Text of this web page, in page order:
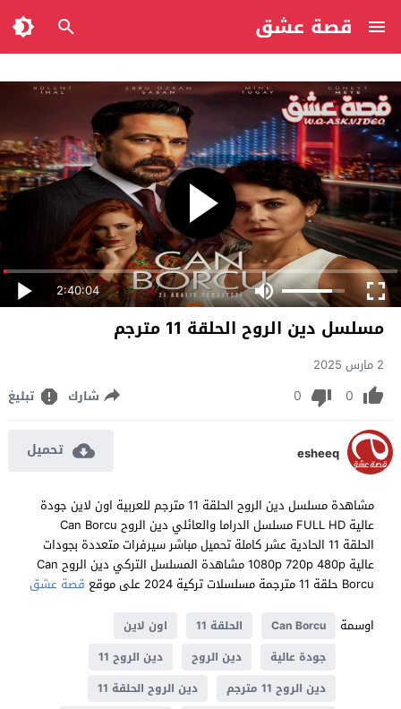
قصة عشق
2:40:04
مسلسل دين الروح الحلقة 11 مترجم
2 مارس 2025
0
0 شارك تبليغ
esheeq تحميل
مشاهدة مسلسل دين الروح الحلقة 11 مترجم للعربية اون لاين جودة
عالية FULL HD مسلسل الدراما والعائلي دين الروح Can Borcu
الحلقة 11 الحادية عشر كاملة تحميل مباشر سيرفرات متعددة بجودات
عالية 1080p 720p 480p مشاهدة المسلسل التركي دين الروح Can
Borcu حلقة 11 مترجمة مسلسلات تركية 2024 على موقع
قصة عشق
اوسمة
Can Borcu الحلقة 11
اون لاين
جودة عالية
دين الروح
دين الروح 11
دين الروح 11 مترجم
دين الروح الحلقة 11